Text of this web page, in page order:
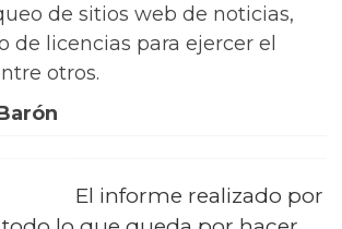
de sitios web de noticias,
de licencias para ejercer el
otros.
El informe realizado por